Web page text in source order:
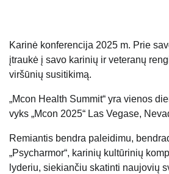
Karinė konferencija 2025 m. Prie
įtraukė į savo karinių ir veteranų
viršūnių susitikimą.
„Mcon Health Summit“ yra vienos
vyks „Mcon 2025“ Las Vegase,
Remiantis bendra paleidimu,
„Psycharmor“, karinių kultūrinių
lyderiu, siekiančiu skatinti naujovių